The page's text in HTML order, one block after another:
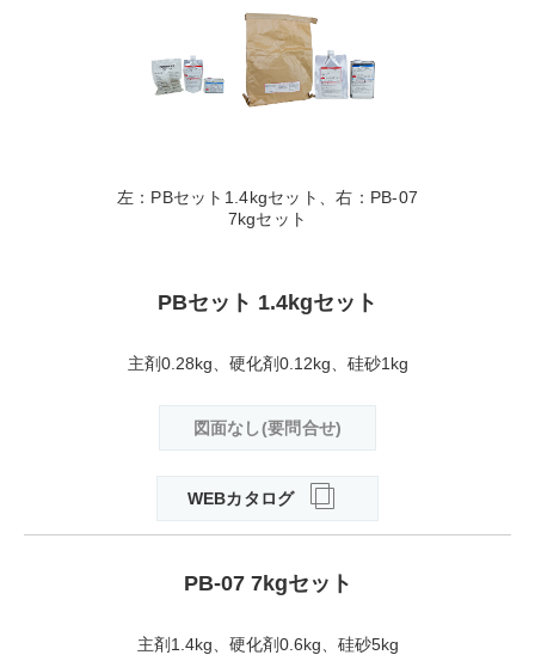
左：PBセット1.4kgセット、右：PB-07
7kgセット
PBセット 1.4kgセット
主剤0.28kg、硬化剤0.12kg、硅砂1kg
図面なし(要問合せ)
WEBカタログ
PB-07 7kgセット
主剤1.4kg、硬化剤0.6kg、硅砂5kg